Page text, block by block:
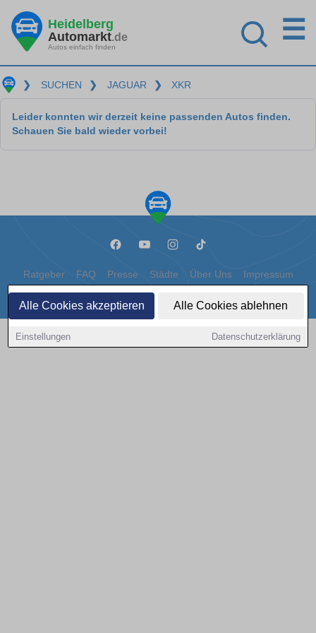
Alle Cookies akzeptieren Alle Cookies ablehnen
Einstellungen Datenschutzerklärung
Heidelberg
Automarkt.de
Autos einfach finden
☰
❯ SUCHEN ❯ JAGUAR ❯ XKR
Leider konnten wir derzeit keine passenden Autos finden.
Schauen Sie bald wieder vorbei!
Ratgeber FAQ Presse Städte Über Uns Impressum
Datenschutz Cookies
Copyright © 2000 - 2026 | 1A Infosysteme GmbH | Content by: 1a-sites-autos